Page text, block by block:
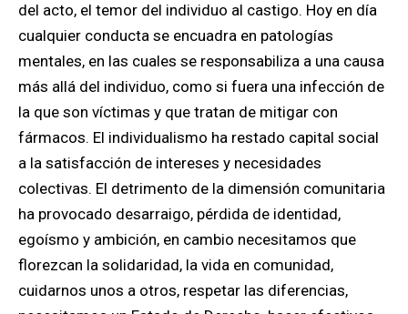
del acto, el temor del individuo al castigo. Hoy en día
cualquier conducta se encuadra en patologías
mentales, en las cuales se responsabiliza a una causa
más allá del individuo, como si fuera una infección de
la que son víctimas y que tratan de mitigar con
fármacos. El individualismo ha restado capital social
a la satisfacción de intereses y necesidades
colectivas. El detrimento de la dimensión comunitaria
ha provocado desarraigo, pérdida de identidad,
egoísmo y ambición, en cambio necesitamos que
florezcan la solidaridad, la vida en comunidad,
cuidarnos unos a otros, respetar las diferencias,